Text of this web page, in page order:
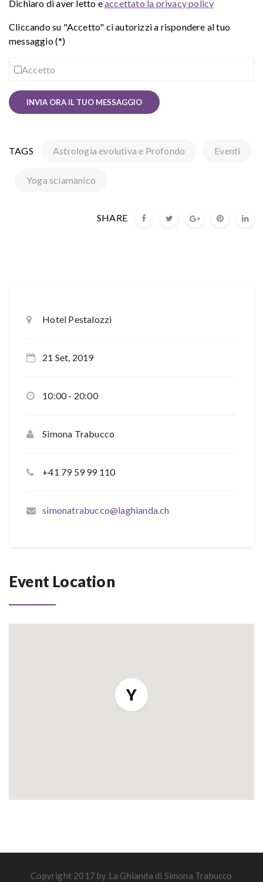
Dichiaro di aver letto eaccettato la privacy policy
Cliccando su "Accetto" ci autorizzi a rispondere al tuo
messaggio (*)
Accetto
TAGS Astrologia evolutiva e Profondo Eventi
Yoga sciamanico
SHARE
Hotel Pestalozzi
21 Set, 2019
10:00 - 20:00
Simona Trabucco
+41 79 59 99 110
simonatrabucco@laghianda.ch
Event Location
Copyright 2017 by La Ghianda di Simona Trabucco